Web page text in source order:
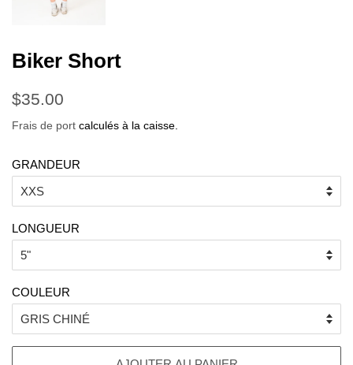
Biker Short
Prix
$35.00
Frais de port calculés à la caisse.
GRANDEUR
LONGUEUR
COULEUR